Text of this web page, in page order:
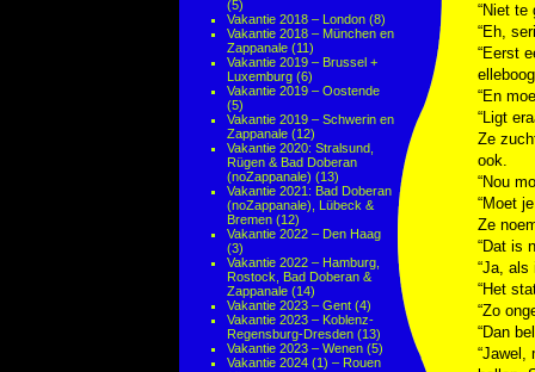
(5)
Vakantie 2018 – London (8)
Vakantie 2018 – München en
Zappanale (11)
Vakantie 2019 – Brussel +
Luxemburg (6)
Vakantie 2019 – Oostende
(5)
Vakantie 2019 – Schwerin en
Zappanale (12)
Vakantie 2020: Stralsund,
Rügen & Bad Doberan
(noZappanale) (13)
Vakantie 2021: Bad Doberan
(noZappanale), Lübeck &
Bremen (12)
Vakantie 2022 – Den Haag
(3)
Vakantie 2022 – Hamburg,
Rostock, Bad Doberan &
Zappanale (14)
Vakantie 2023 – Gent (4)
Vakantie 2023 – Koblenz-
Regensburg-Dresden (13)
Vakantie 2023 – Wenen (5)
Vakantie 2024 (1) – Rouen
“Niet te
“Eh,
“Eerst
“En
“Ligt
Ze
ook.
“Nou
“Moet
Ze
“Dat is
“Ja, als
“Het
“Zo
“Dan
“Jawel,